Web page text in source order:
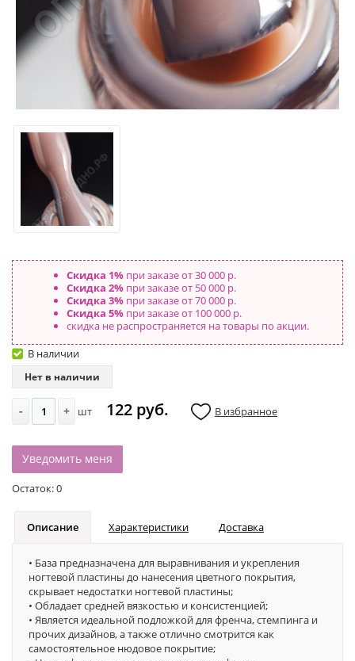
Скидка 1%при заказе от 30 000 р.
Скидка 2%при заказе от 50 000 р.
Скидка 3%при заказе от 70 000 р.
Скидка 5%при заказе от 100 000 р.
скидка не распространяется на товары по акции.
В наличии
Нет в наличии
- + шт 122 руб. В избранное
Уведомить меня
Остаток:0
Описание Характеристики Доставка
• База предназначена для выравнивания и укрепления
ногтевой пластины до нанесения цветного покрытия,
скрывает недостатки ногтевой пластины;
• Обладает средней вязкостью и консистенцией;
• Является идеальной подложкой для френча, стемпинга и
прочих дизайнов, а также отлично смотрится как
самостоятельное нюдовое покрытие;